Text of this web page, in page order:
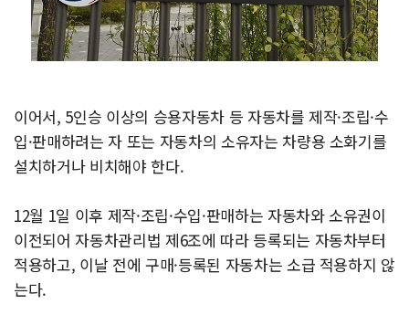
이어서, 5인승 이상의 승용자동차 등 자동차를 제작·조립·수
입·판매하려는 자 또는 자동차의 소유자는 차량용 소화기를
설치하거나 비치해야 한다.
12월 1일 이후 제작·조립·수입·판매하는 자동차와 소유권이
이전되어 자동차관리법 제6조에 따라 등록되는 자동차부터
적용하고, 이날 전에 구매·등록된 자동차는 소급 적용하지 않
는다.